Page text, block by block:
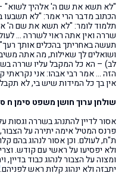
"לא תשא את שם ה' אלהיך לשוא"
הכתוב מדבר הרי אמר: "לא תשבעו
תלמוד לומר: "לא תשא את שם ה'
שררה ואין אתה ראוי לשררה …
תעשה באחריתך בהכלים אותך
ושואלים לך שאילות, מה אתה
לב) – הא כל המקבל עליו שררה
הזה … אמר רבי אבהו: אני
אין בך כל המידות שיש בי, לא
שולחן ערוך חושןמשפט סימן ח
אסור לדיין להתנהג בשררה וגסות
פרנס המטיל אימה יתירה על
ת"ח, לעולם. וכן אסור לנהוג בהם
ולא יפסיעו על ראשי עם קודש.
ומצוה על הצבור לנהוג כבוד בדיין,
יתבזה ולא ינהוג קלות ראש לפניהם.